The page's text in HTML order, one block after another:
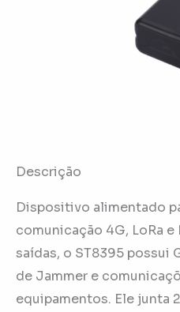
Descrição
Dispositivo alimentado
comunicação 4G, LoRa e
saídas, o ST8395 possui
de Jammer e
equipamentos. Ele junta